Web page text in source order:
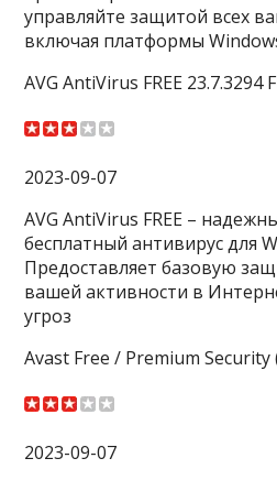
управляйте защитой всех
включая платформы
AVG AntiVirus FREE 23.7.3294
2023-09-07
AVG AntiVirus FREE –
бесплатный антивирус для
Предоставляет базовую
вашей активности в
угроз
Avast Free / Premium Security
2023-09-07